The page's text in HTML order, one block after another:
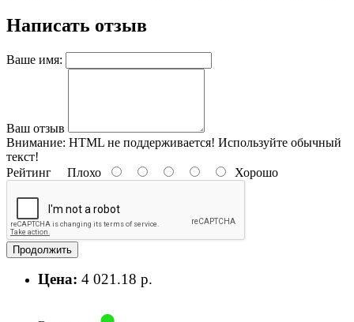
Написать отзыв
Ваше имя:
Ваш отзыв
Внимание: HTML не поддерживается! Используйте обычный
текст!
Рейтинг Плохо Хорошо
Продолжить
Цена: 4 021.18 р.